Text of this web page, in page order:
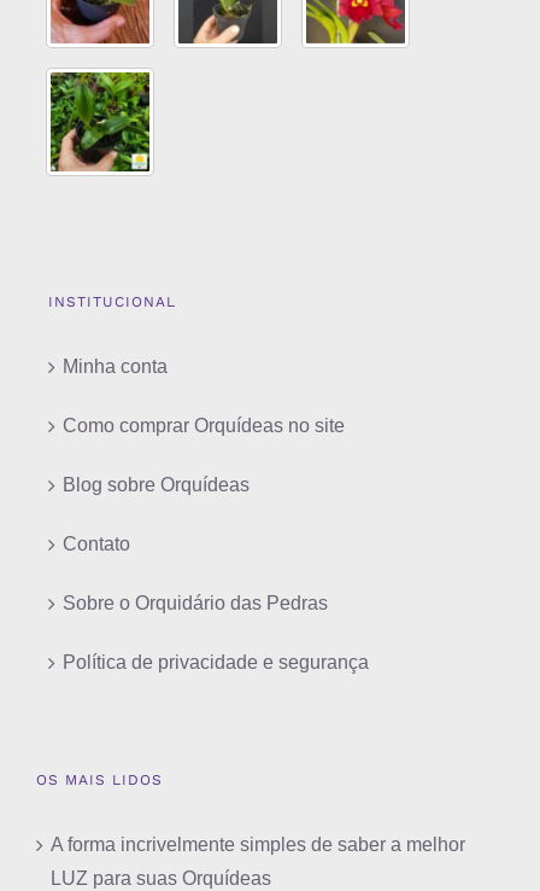
INSTITUCIONAL
Minha conta
Como comprar Orquídeas no site
Blog sobre Orquídeas
Contato
Sobre o Orquidário das Pedras
Política de privacidade e segurança
OS MAIS LIDOS
A forma incrivelmente simples de saber a melhor
LUZ para suas Orquídeas